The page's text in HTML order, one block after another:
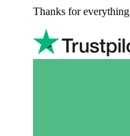
Thanks for everything